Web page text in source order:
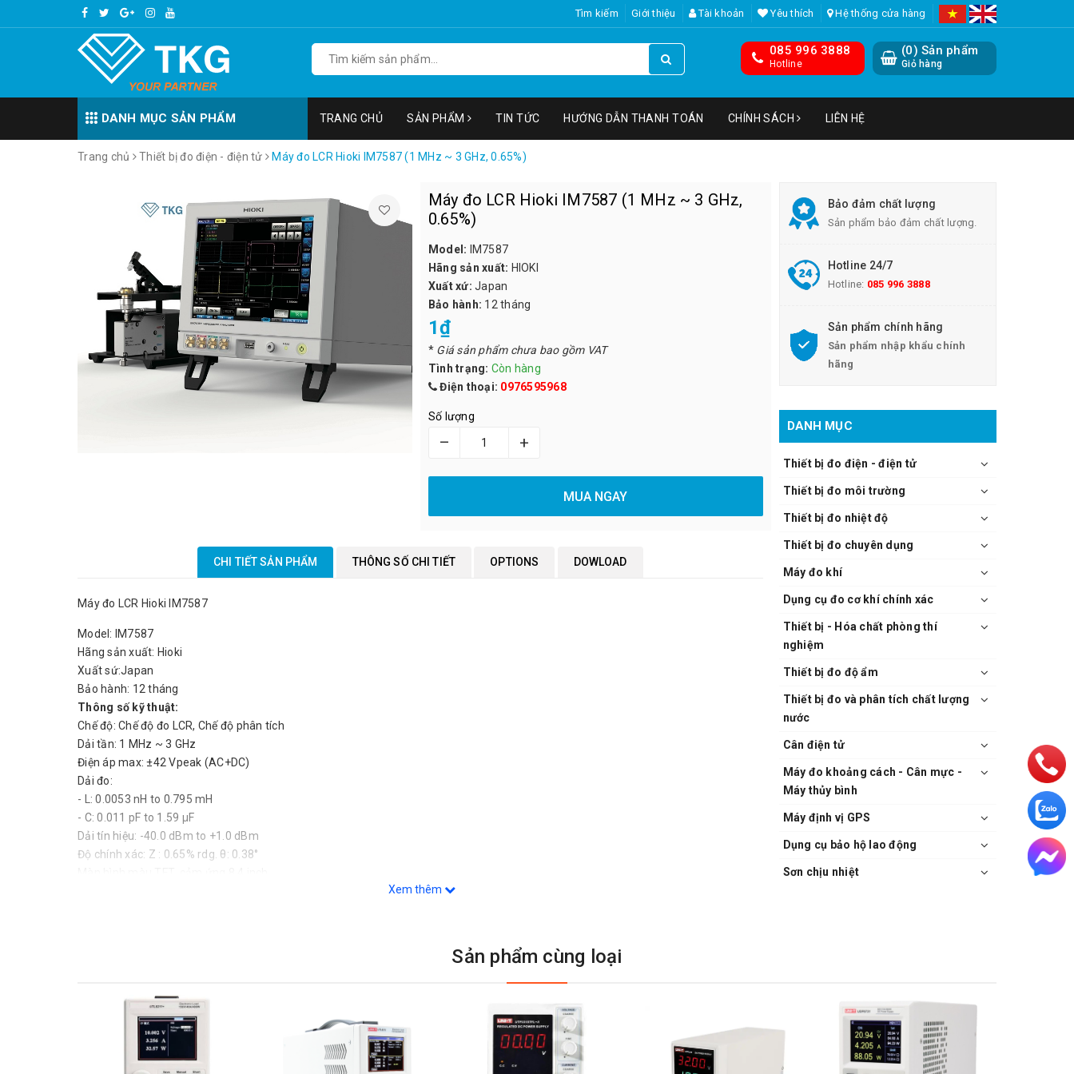
Tìm kiếm Giới thiệu Tài khoản Yêu thích Hệ thống cửa hàng
(0) Sản phẩm
Giỏ hàng
085 996 3888
Hotline
DANH MỤC SẢN PHẨM TRANG CHỦ SẢN PHẨM TIN TỨC HƯỚNG DẪN THANH TOÁN CHÍNH SÁCH LIÊN HỆ
Trang chủ Thiết bị đo điện - điện tử Máy đo LCR Hioki IM7587 (1 MHz ~ 3 GHz, 0.65%)
Máy đo LCR Hioki IM7587 (1 MHz ~ 3 GHz,
0.65%)
Model:
IM7587
Hãng sản xuất: HIOKI
Xuất xứ: Japan
Bảo hành: 12 tháng
1₫
* Giá sản phẩm chưa bao gồm VAT
Tình trạng: Còn hàng
Điện thoại: 0976595968
Số lượng
– +
MUA NGAY
CHI TIẾT SẢN PHẨM THÔNG SỐ CHI TIẾT OPTIONS DOWLOAD
Máy đo LCR Hioki IM7587
Model: IM7587
Hãng sản xuất: Hioki
Xuất sứ:Japan
Bảo hành: 12 tháng
Thông số kỹ thuật:
Chế độ: Chế độ đo LCR, Chế độ phân tích
Dải tần: 1 MHz ~ 3 GHz
Điện áp max: ±42 Vpeak (AC+DC)
Dải đo:
- L: 0.0053 nH to 0.795 mH
- C: 0.011 pF to 1.59 μF
Dải tín hiệu: -40.0 dBm to +1.0 dBm
Độ chính xác: Z : 0.65% rdg. θ: 0.38°
Tốc độ xử lý: Chế độ Fast 0.5ms, MED 0.9 ms, SLOW 2.1 ms, SLOW2 3.7 ms
X:±(0.00 m to 9.99999 GΩ)
G:±(0.000 n to 9.99999 GS)
B:±(0.000 n to 9.99999 GS)
Q:±(0.00 to 9999.99)
Xem thêm
Bảo đảm chất lượng
Sản phẩm bảo đảm chất lượng.
Hotline 24/7
Hotline: 085 996 3888
Sản phẩm chính hãng
Sản phẩm nhập khẩu chính
hãng
DANH MỤC
Thiết bị đo điện - điện tử
Thiết bị đo môi trường
Thiết bị đo nhiệt độ
Thiết bị đo chuyên dụng
Máy đo khí
Dụng cụ đo cơ khí chính xác
Thiết bị - Hóa chất phòng thí
nghiệm
Thiết bị đo độ ẩm
Thiết bị đo và phân tích chất lượng
nước
Cân điện tử
Máy đo khoảng cách - Cân mực -
Máy thủy bình
Máy định vị GPS
Dụng cụ bảo hộ lao động
Sơn chịu nhiệt
Sản phẩm cùng loại